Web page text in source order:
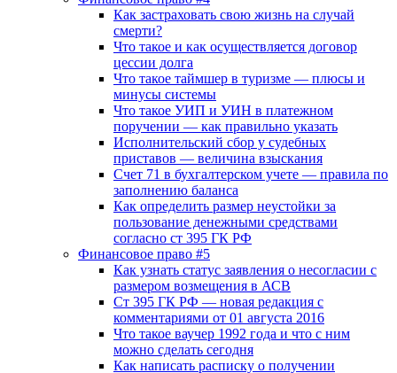
Как застраховать свою жизнь на случай
смерти?
Что такое и как осуществляется договор
цессии долга
Что такое таймшер в туризме — плюсы и
минусы системы
Что такое УИП и УИН в платежном
поручении — как правильно указать
Исполнительский сбор у судебных
приставов — величина взыскания
Счет 71 в бухгалтерском учете — правила по
заполнению баланса
Как определить размер неустойки за
пользование денежными средствами
согласно ст 395 ГК РФ
Финансовое право #5
Как узнать статус заявления о несогласии с
размером возмещения в АСВ
Ст 395 ГК РФ — новая редакция с
комментариями от 01 августа 2016
Что такое ваучер 1992 года и что с ним
можно сделать сегодня
Как написать расписку о получении